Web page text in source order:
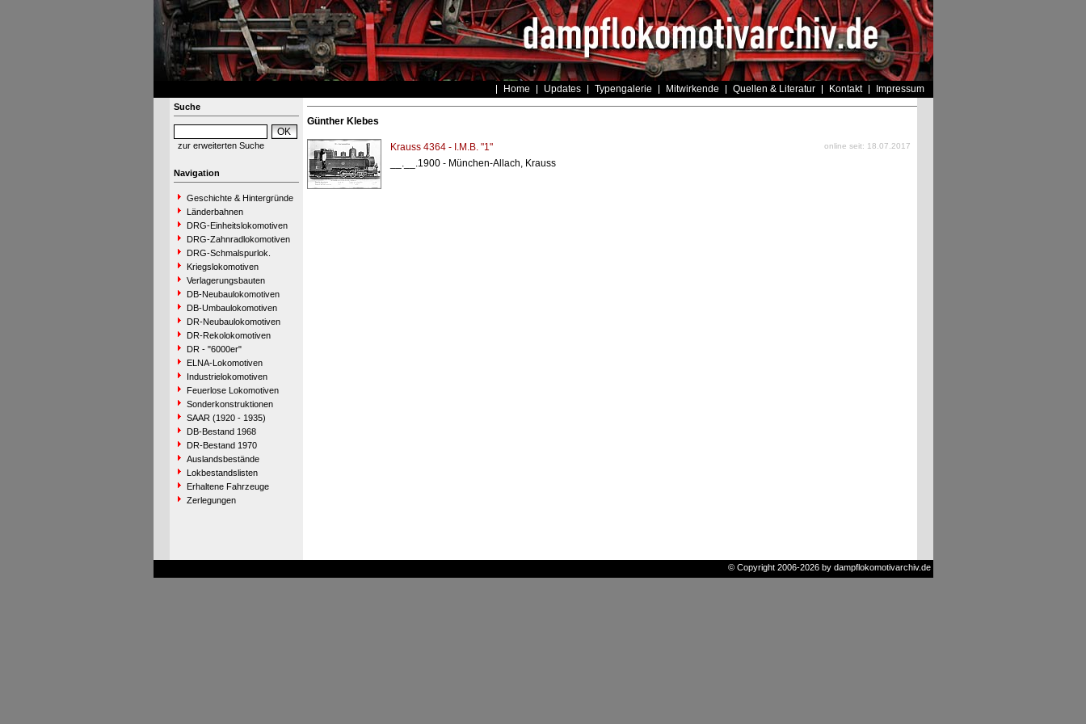
Home Updates Typengalerie Mitwirkende Quellen & Literatur Kontakt Impressum
Suche
zur erweiterten Suche
Navigation
Geschichte & Hintergründe
Länderbahnen
DRG-Einheitslokomotiven
DRG-Zahnradlokomotiven
DRG-Schmalspurlok.
Kriegslokomotiven
Verlagerungsbauten
DB-Neubaulokomotiven
DB-Umbaulokomotiven
DR-Neubaulokomotiven
DR-Rekolokomotiven
DR - "6000er"
ELNA-Lokomotiven
Industrielokomotiven
Feuerlose Lokomotiven
Sonderkonstruktionen
SAAR (1920 - 1935)
DB-Bestand 1968
DR-Bestand 1970
Auslandsbestände
Lokbestandslisten
Erhaltene Fahrzeuge
Zerlegungen
Günther Klebes
Krauss 4364 - I.M.B. "1" online seit: 18.07.2017
__.__.1900 - München-Allach, Krauss
© Copyright 2006-2026 by dampflokomotivarchiv.de